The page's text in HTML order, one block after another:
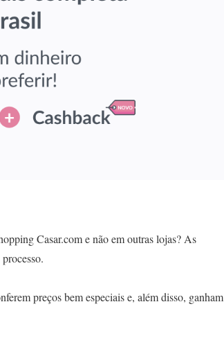
Casar.com e não em outras lojas? As
preços bem especiais e, além disso, ganham